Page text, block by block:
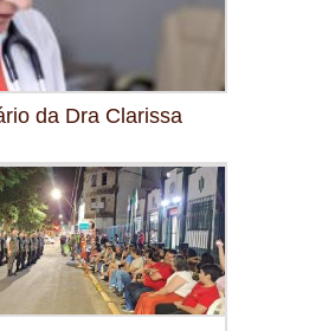
da Dra Clarissa